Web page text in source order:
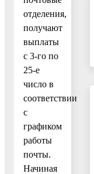
отделения,
получают
выплаты
с 3-го по
25-е
число в
соответствии
с
графиком
работы
почты.
Начиная